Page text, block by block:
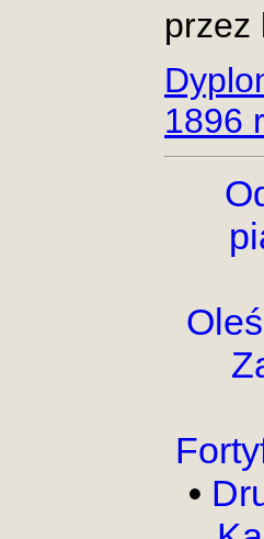
przez
1896
•